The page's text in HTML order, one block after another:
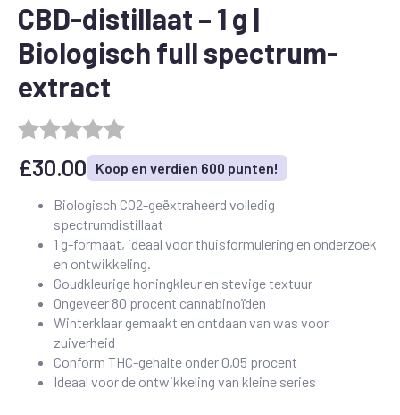
CBD-distillaat – 1 g |
Biologisch full spectrum-
extract
£30.00 Koop en verdien 600 punten!
Biologisch CO2-geëxtraheerd volledig
spectrumdistillaat
1 g-formaat, ideaal voor thuisformulering en onderzoek
en ontwikkeling.
Goudkleurige honingkleur en stevige textuur
Ongeveer 80 procent cannabinoïden
Winterklaar gemaakt en ontdaan van was voor
zuiverheid
Conform THC-gehalte onder 0,05 procent
Ideaal voor de ontwikkeling van kleine series